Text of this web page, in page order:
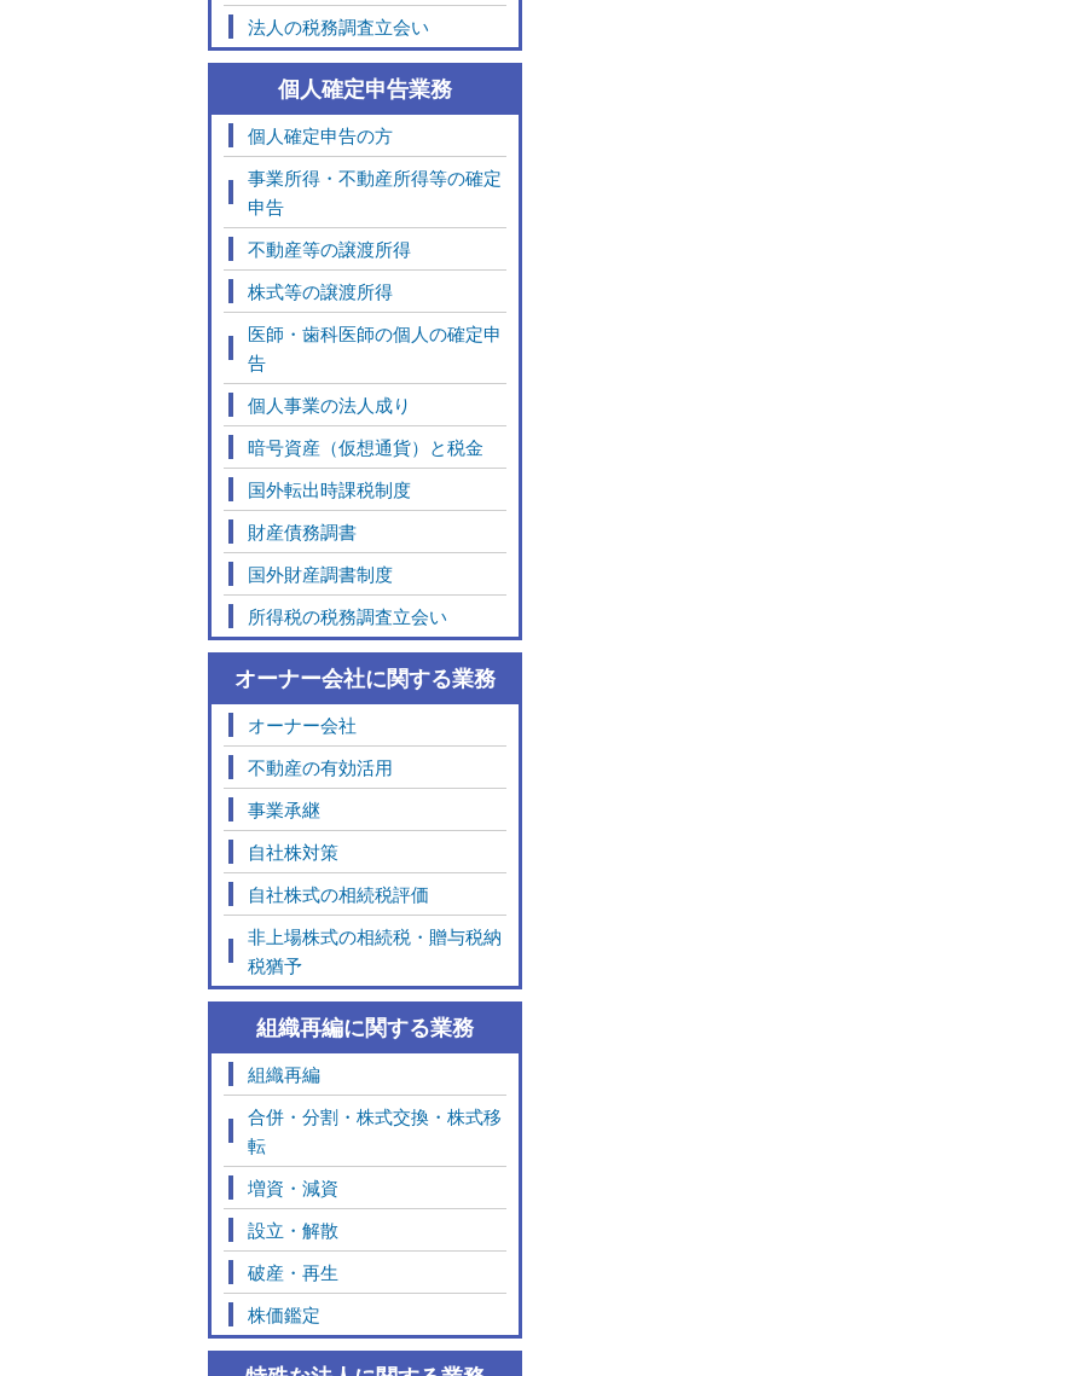
法人の税務調査立会い
個人確定申告業務
個人確定申告の方
事業所得・不動産所得等の確定
申告
不動産等の譲渡所得
株式等の譲渡所得
医師・歯科医師の個人の確定申
告
個人事業の法人成り
暗号資産（仮想通貨）と税金
国外転出時課税制度
財産債務調書
国外財産調書制度
所得税の税務調査立会い
オーナー会社に関する業務
オーナー会社
不動産の有効活用
事業承継
自社株対策
自社株式の相続税評価
非上場株式の相続税・贈与税納
税猶予
組織再編に関する業務
組織再編
合併・分割・株式交換・株式移
転
増資・減資
設立・解散
破産・再生
株価鑑定